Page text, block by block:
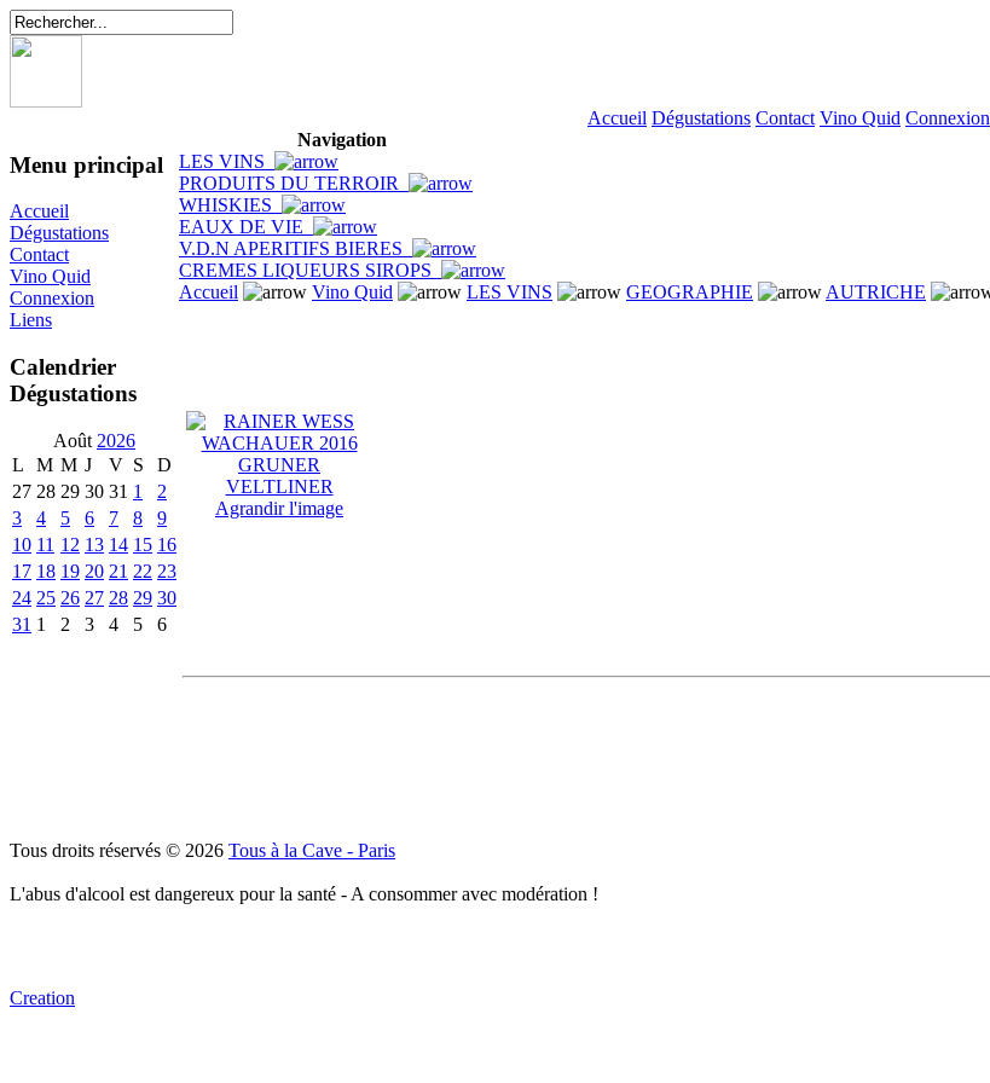
Accueil Dégustations Contact Vino Quid Connexion
Menu principal
Accueil
Dégustations
Contact
Vino Quid
Connexion
Liens
Calendrier
Dégustations
Août 2026
L
M M J V S
D
27 28 29 30 31 1
2
3
4 5 6 7 8
9
10 11 12 13 14 15 16
17 18 19 20 21 22 23
24 25 26 27 28 29 30
31 1 2 3 4 5 6
Navigation
LES VINS
PRODUITS DU TERROIR
WHISKIES
EAUX DE VIE
V.D.N APERITIFS BIERES
CREMES LIQUEURS SIROPS
Accueil
Vino Quid LES VINS GEOGRAPHIE AUTRICHE
Agrandir l'image
Tous droits réservés © 2026 Tous à la Cave - Paris
L'abus d'alcool est dangereux pour la santé - A consommer avec modération !
Creation